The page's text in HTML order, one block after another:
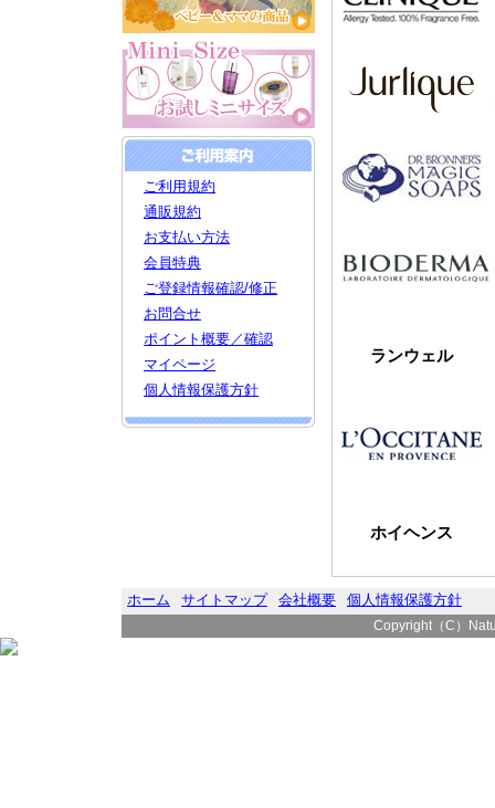
ランウェル
ホイヘンス
ご利用規約
通販規約
お支払い方法
会員特典
ご登録情報確認/修正
お問合せ
ポイント概要／確認
マイページ
個人情報保護方針
ホーム サイトマップ 会社概要 個人情報保護方針
Copyright（C）